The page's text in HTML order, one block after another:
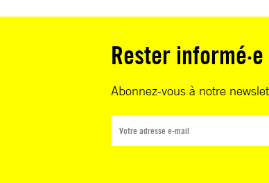
Rester informé·e
Abonnez-vous à notre